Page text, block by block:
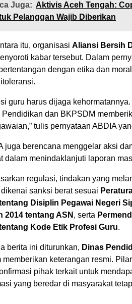
Juga: Aktivis Aceh Tengah:
Pelanggan Wajib Diberikan
itu, organisasi Aliansi Bersih
kabar tersebut. Dalam
dengan etika dan
guru harus dijaga
Pendidikan dan BKPSDM
tulis pernyataan ABDIA
juga berencana menggelar aksi
dalam menindaklanjuti laporan
regulasi, tindakan yang
sanksi berat sesuai
Disiplin Pegawai Negeri
2014 tentang ASN , serta
Kode Etik Profesi Guru.
berita ini diturunkan, Dinas
memberikan keterangan resmi.
pihak terkait untuk
yang beredar di masyarakat